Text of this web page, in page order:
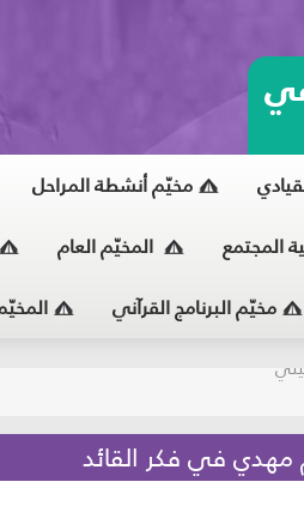
مخيّم أنشطة المراحل
المجتمع المخيّم العام
مخيّم البرنامج القرآني
مهدي في فكر القائد